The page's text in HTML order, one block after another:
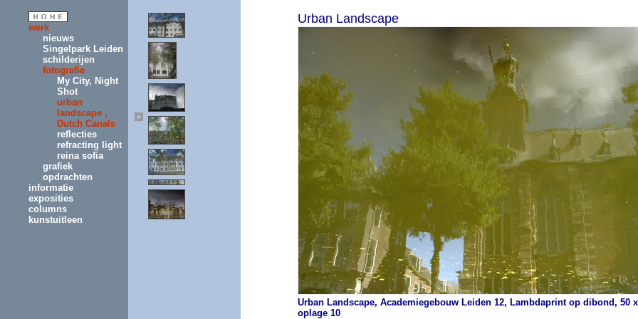
werk
nieuws
Singelpark Leiden
schilderijen
fotografie
My City, Night
Shot
urban
landscape ,
Dutch Canals
reflecties
refracting light
reina sofia
grafiek
opdrachten
informatie
exposities
columns
kunstuitleen
Urban Landscape
Urban Landscape, Academiegebouw Leiden 12, Lambdaprint op dibond, 50
oplage 10